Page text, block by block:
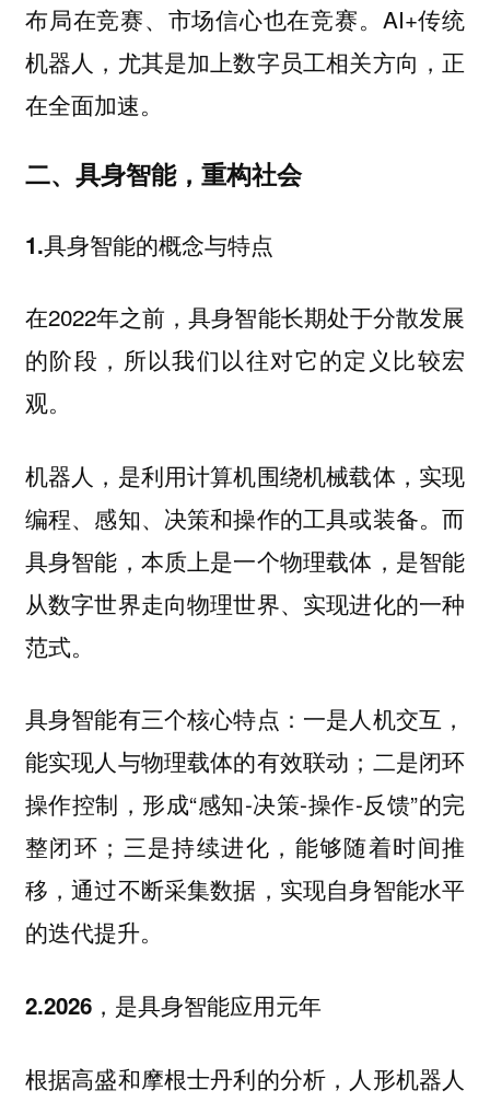
布局在竞赛、市场信心也在竞赛。 AI+传统
机器人，尤其是加上数字员工相关方向，正
在全面加速。
二、具身智能，重构社会
1.具身智能的概念与特点
在2022年之前，具身智能长期处于分散发展
的阶段，所以我们以往对它的定义比较宏
观。
机器人，是利用计算机围绕机械载体，实现
编程、感知、决策和操作的工具或装备。而
具身智能，本质上是一个物理载体，是智能
从数字世界走向物理世界、实现进化的一种
范式。
具身智能有三个核心特点：一是人机交互，
能实现人与物理载体的有效联动；二是闭环
操作控制，形成“感知-决策-操作-反馈”的完
整闭环；三是持续进化，能够随着时间推
移，通过不断采集数据，实现自身智能水平
的迭代提升。
2.2026，是具身智能应用元年
根据高盛和摩根士丹利的分析，人形机器人